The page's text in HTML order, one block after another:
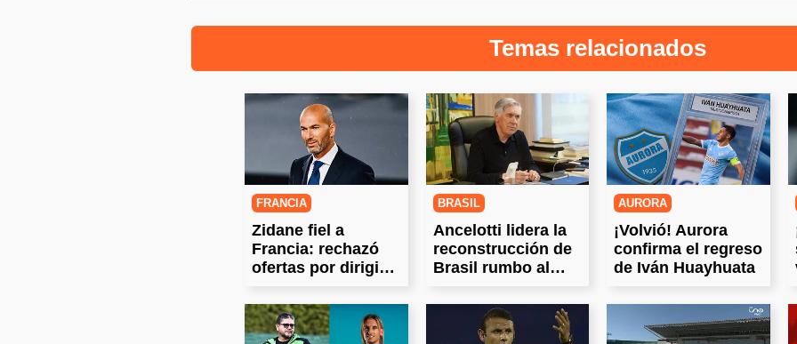
Temas relacionados
FRANCIA
Zidane fiel a
Francia: rechazó
ofertas por dirigir a
BRASIL
Ancelotti lidera la
reconstrucción de
Brasil rumbo al
AURORA
¡Volvió! Aurora
confirma el regreso
de Iván Huayhuata